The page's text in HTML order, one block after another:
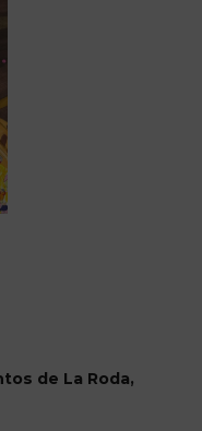
de La Roda,